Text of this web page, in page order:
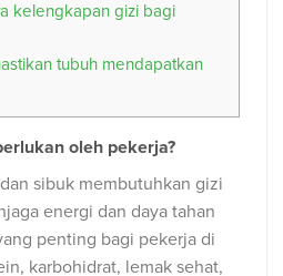
kelengkapan gizi bagi
tubuh mendapatkan
oleh pekerja?
sibuk membutuhkan gizi
energi dan daya tahan
penting bagi pekerja di
karbohidrat, lemak sehat,